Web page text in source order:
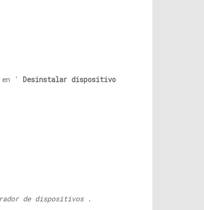
en ' Desinstalar dispositivo
de dispositivos.